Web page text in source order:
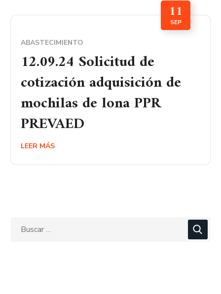
11
SEP
ABASTECIMIENTO
12.09.24 Solicitud de
cotización adquisición de
mochilas de lona PPR
PREVAED
LEER MÁS